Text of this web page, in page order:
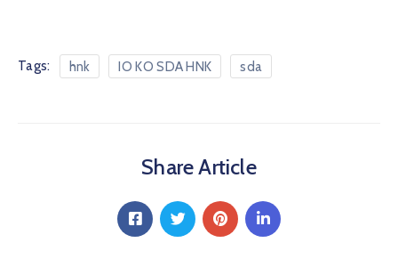
Tags: hnk IO KO SDA HNK sda
Share Article